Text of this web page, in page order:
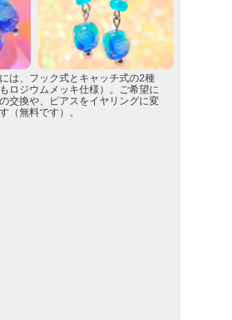
は、フック式とキャッチ式の2種
ロジウムメッキ仕様）。ご希望に
交換や、ピアスをイヤリングに変
（無料です）。